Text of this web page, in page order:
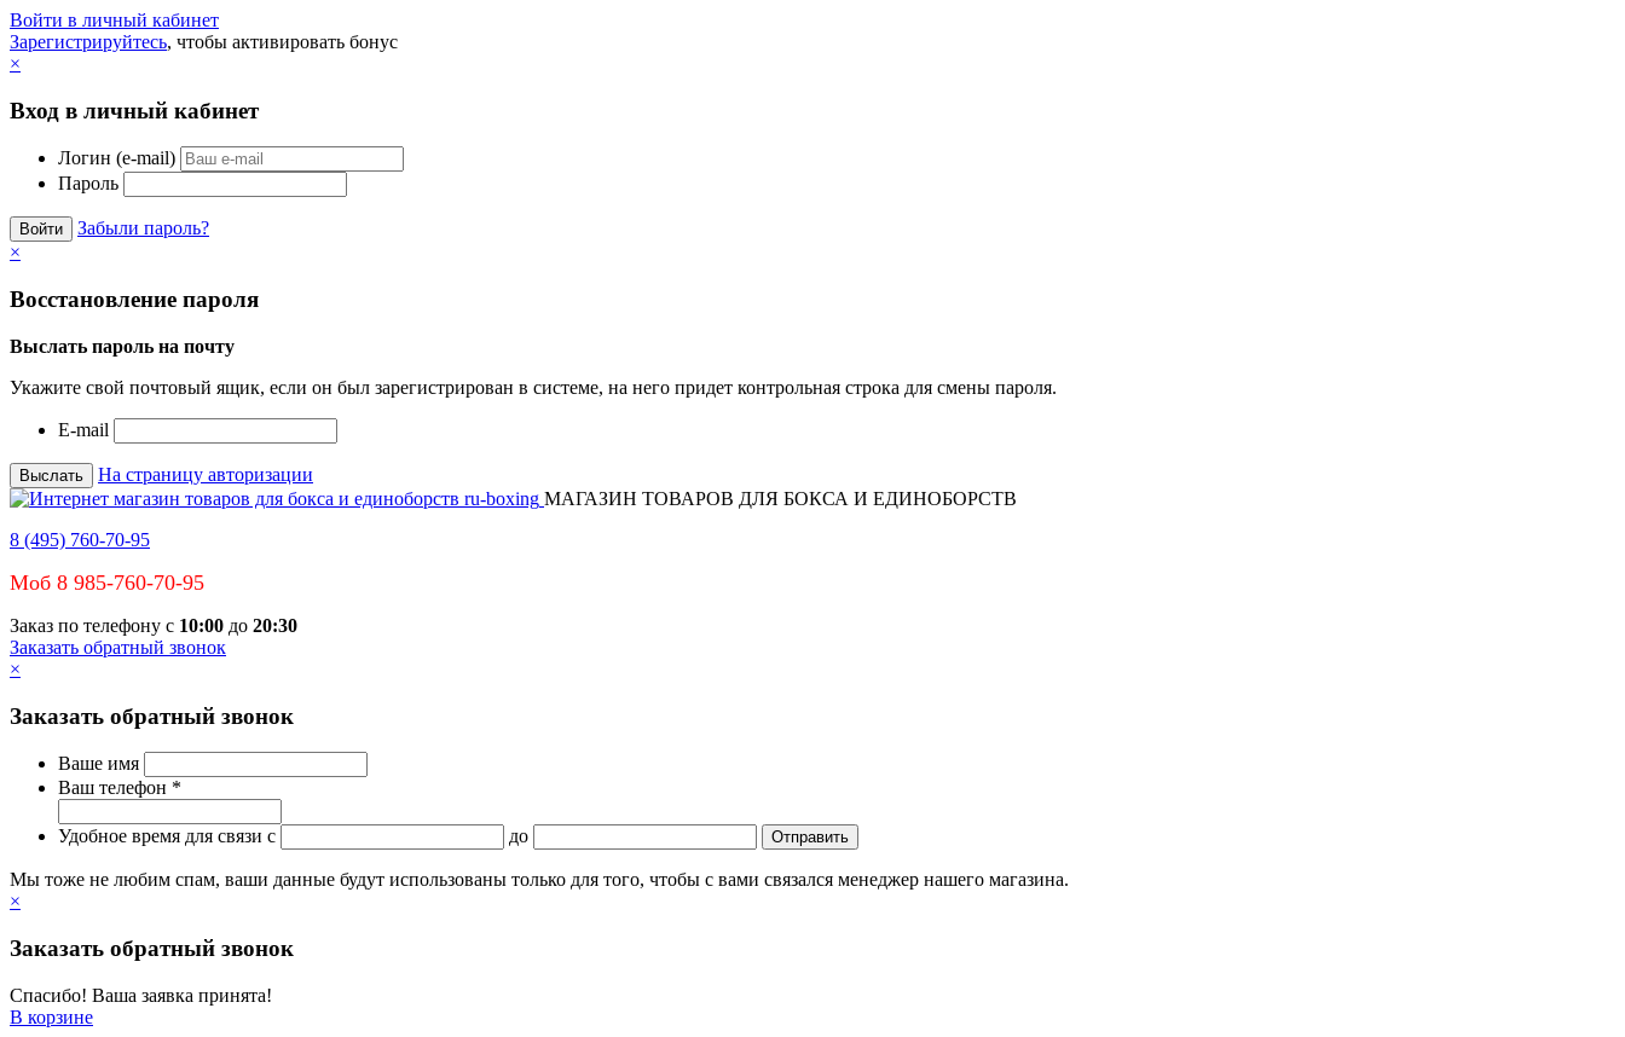
Войти в личный кабинет
Зарегистрируйтесь, чтобы активировать бонус
×
Вход в личный кабинет
Логин (e-mail)
Пароль
Забыли пароль?
×
Восстановление пароля
Выслать пароль на почту
Укажите свой почтовый ящик, если он был зарегистрирован в системе, на него придет контрольная строка для смены пароля.
E-mail
На страницу авторизации
МАГАЗИН ТОВАРОВ ДЛЯ БОКСА И ЕДИНОБОРСТВ
8 (495) 760-70-95
Моб 8 985-760-70-95
Заказ по телефону с 10:00 до 20:30
Заказать обратный звонок
×
Заказать обратный звонок
Ваше имя
Ваш телефон *
Удобное время для связи c до
Мы тоже не любим спам, ваши данные будут использованы только для того, чтобы с вами связался менеджер нашего магазина.
×
Заказать обратный звонок
Спасибо! Ваша заявка принята!
В корзине